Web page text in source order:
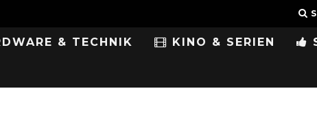
& TECHNIK KINO & SERIEN